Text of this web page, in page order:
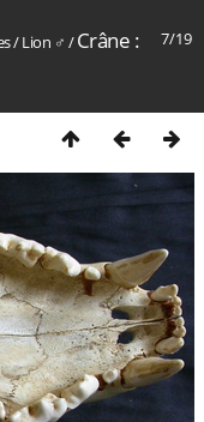
7/19
/Lion ♂ /Crâne :